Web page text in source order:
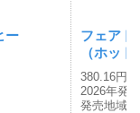
ー
フェア
（ホット
380.16円(
2026年発売
発売地域